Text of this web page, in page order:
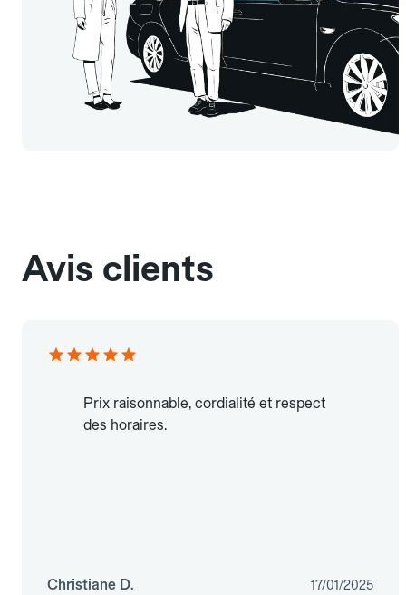
Avis clients
Prix raisonnable, cordialité et respect
des horaires.
Christiane D. 17/01/2025